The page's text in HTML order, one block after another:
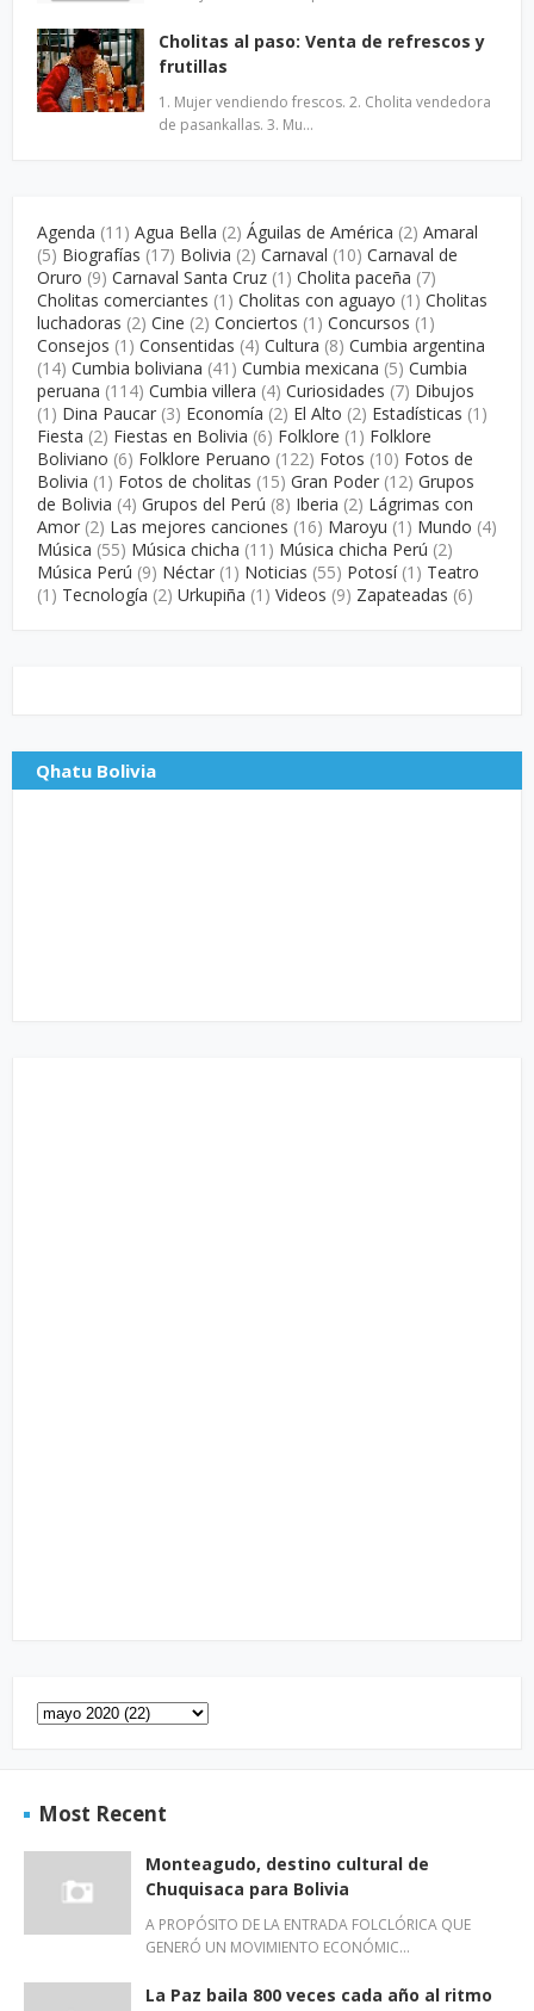
Cholitas al paso: Venta de refrescos y
frutillas
1. Mujer vendiendo frescos. 2. Cholita vendedora
de pasankallas. 3. Mu…
Agenda (11) Agua Bella (2) Águilas de América (2) Amaral
(5) Biografías (17) Bolivia (2) Carnaval (10) Carnaval de
Oruro (9) Carnaval Santa Cruz (1) Cholita paceña (7)
Cholitas comerciantes (1) Cholitas con aguayo (1) Cholitas
luchadoras (2) Cine (2) Conciertos (1) Concursos (1)
Consejos (1) Consentidas (4) Cultura (8) Cumbia argentina
(14) Cumbia boliviana (41) Cumbia mexicana (5) Cumbia
peruana (114) Cumbia villera (4) Curiosidades (7) Dibujos
(1) Dina Paucar (3) Economía (2) El Alto (2) Estadísticas (1)
Fiesta (2) Fiestas en Bolivia (6) Folklore (1) Folklore
Boliviano (6) Folklore Peruano (122) Fotos (10) Fotos de
Bolivia (1) Fotos de cholitas (15) Gran Poder (12) Grupos
de Bolivia (4) Grupos del Perú (8) Iberia (2) Lágrimas con
Amor (2) Las mejores canciones (16) Maroyu (1) Mundo (4)
Música (55) Música chicha (11) Música chicha Perú (2)
Música Perú (9) Néctar (1) Noticias (55) Potosí (1) Teatro
(1) Tecnología (2) Urkupiña (1) Videos (9) Zapateadas (6)
Qhatu Bolivia
Most Recent
Monteagudo, destino cultural de
Chuquisaca para Bolivia
A PROPÓSITO DE LA ENTRADA FOLCLÓRICA QUE
GENERÓ UN MOVIMIENTO ECONÓMIC…
La Paz baila 800 veces cada año al ritmo